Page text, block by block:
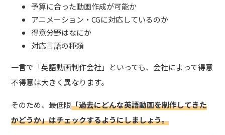
予算に合った動画作成が可能か
アニメーション・CGに対応しているのか
得意分野はなにか
対応言語の種類
一言で「英語動画制作会社」といっても、会社によって得意
不得意は大きく異なります。
そのため、最低限「過去にどんな英語動画を制作してきた
かどうか」はチェックするようにしましょう。